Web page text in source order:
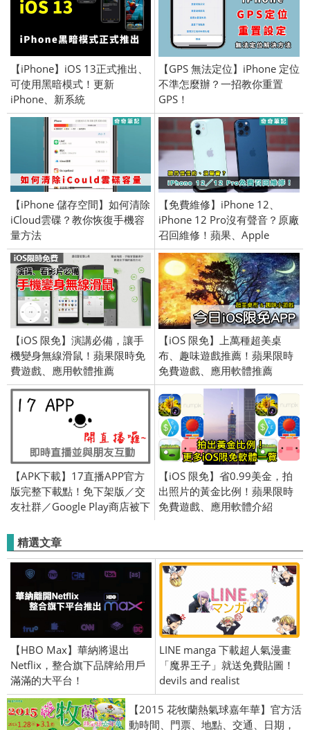
【iPhone】iOS 13正式推出、
可使用黑暗模式！更新
iPhone、新系統
【GPS 無法定位】iPhone 定位
不準怎麼辦？一招教你重置
GPS！
【iPhone 儲存空間】如何清除
iCloud雲碟？教你恢復手機容
量方法
【免費維修】iPhone 12、
iPhone 12 Pro沒有聲音？原廠
召回維修！蘋果、Apple
【iOS 限免】演講必備，讓手
機變身無線滑鼠！蘋果限時免
費遊戲、應用軟體推薦
(iPhone／iPad) 2017/1/16
【iOS 限免】上萬種超美桌
布、趣味遊戲推薦！蘋果限時
免費遊戲、應用軟體推薦
(iPhone／iPad) 2017/3/22
【APK下載】17直播APP官方
版完整下載點！免下架版／交
友社群／Google Play商店被下
【iOS 限免】省0.99美金，拍
出照片的黃金比例！蘋果限時
免費遊戲、應用軟體介紹
精選文章
【HBO Max】華納將退出
Netflix，整合旗下品牌給用戶
滿滿的大平台！
LINE manga 下載超人氣漫畫
「魔界王子」就送免費貼圖！
devils and realist
【2015 花牧蘭熱氣球嘉年華】官方活
動時間、門票、地點、交通、日期，